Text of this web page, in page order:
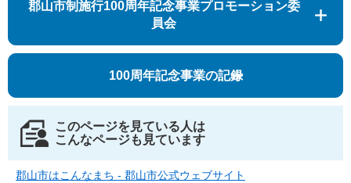
郡山市制施行100周年記念事業プロモーション委
員会
100周年記念事業の記録
このページを見ている人は
こんなページも見ています
郡山市はこんなまち - 郡山市公式ウェブサイト